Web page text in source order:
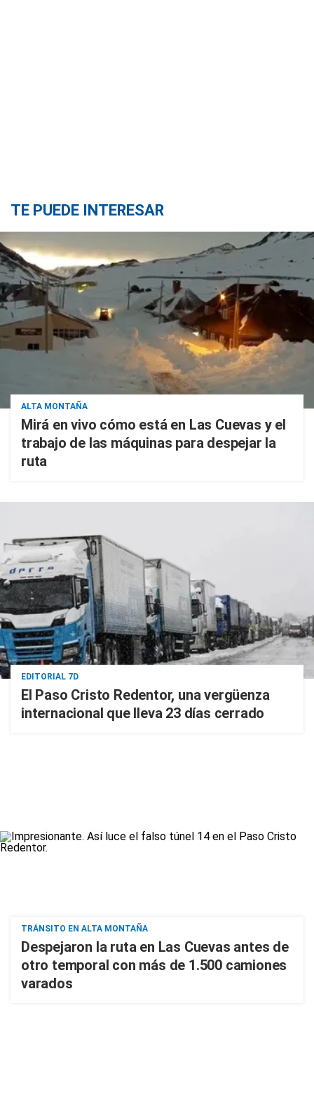
TE PUEDE INTERESAR
ALTA MONTAÑA
Mirá en vivo cómo está en Las Cuevas y el
trabajo de las máquinas para despejar la
ruta
EDITORIAL 7D
El Paso Cristo Redentor, una vergüenza
internacional que lleva 23 días cerrado
TRÁNSITO EN ALTA MONTAÑA
Despejaron la ruta en Las Cuevas antes de
otro temporal con más de 1.500 camiones
varados